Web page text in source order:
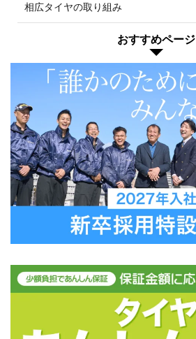
相広タイヤの取り組み
おすすめページ